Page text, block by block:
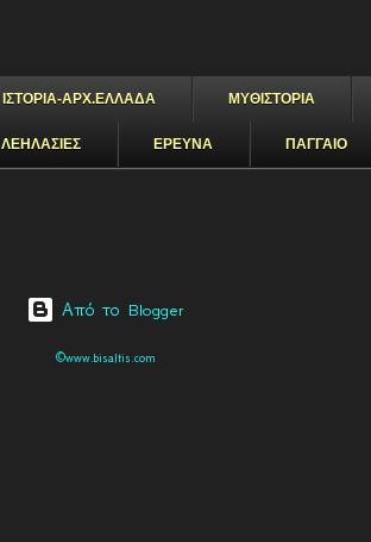
ΙΣΤΟΡΙΑ-ΑΡΧ.ΕΛΛΑΔΑ ΜΥΘΙΣΤΟΡΙΑ
ΛΕΗΛΑΣΙΕΣ ΕΡΕΥΝΑ ΠΑΓΓΑΙΟ
Από το Blogger
©www.bisaltis.com